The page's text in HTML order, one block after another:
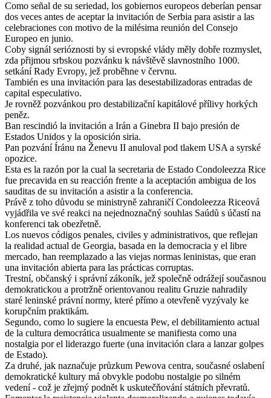
Como señal de su seriedad, los gobiernos europeos deberían pensar
dos veces antes de aceptar la invitación de Serbia para asistir a las
celebraciones con motivo de la milésima reunión del Consejo
Europeo en junio.
Coby signál serióznosti by si evropské vlády měly dobře rozmyslet,
zda přijmou srbskou pozvánku k návštěvě slavnostního 1000.
setkání Rady Evropy, jež proběhne v červnu.
También es una invitación para las desestabilizadoras entradas de
capital especulativo.
Je rovněž pozvánkou pro destabilizační kapitálové přílivy horkých
peněz.
Ban rescindió la invitación a Irán a Ginebra II bajo presión de
Estados Unidos y la oposición siria.
Pan pozvání Íránu na Ženevu II anuloval pod tlakem USA a syrské
opozice.
Esta es la razón por la cual la secretaria de Estado Condoleezza Rice
fue precavida en su reacción frente a la aceptación ambigua de los
sauditas de su invitación a asistir a la conferencia.
Právě z toho důvodu se ministryně zahraničí Condoleezza Riceová
vyjádřila ve své reakci na nejednoznačný souhlas Saúdů s účastí na
konferenci tak obezřetně.
Los nuevos códigos penales, civiles y administrativos, que reflejan
la realidad actual de Georgia, basada en la democracia y el libre
mercado, han reemplazado a las viejas normas leninistas, que eran
una invitación abierta para las prácticas corruptas.
Trestní, občanský i správní zákoník, jež společně odrážejí současnou
demokratickou a protržně orientovanou realitu Gruzie nahradily
staré leninské právní normy, které přímo a otevřeně vyzývaly ke
korupčním praktikám.
Segundo, como lo sugiere la encuesta Pew, el debilitamiento actual
de la cultura democrática usualmente se manifiesta como una
nostalgia por el liderazgo fuerte (una invitación clara a lanzar golpes
de Estado).
Za druhé, jak naznačuje průzkum Pewova centra, současné oslabení
demokratické kultury má obvykle podobu nostalgie po silném
vedení - což je zřejmý podnět k uskutečňování státních převratů.